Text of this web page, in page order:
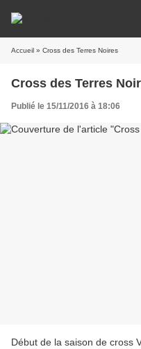
Accueil » Cross des Terres Noires
Cross des Terres
Publié le 15/11/2016 à 18:06
Début de la saison de cross